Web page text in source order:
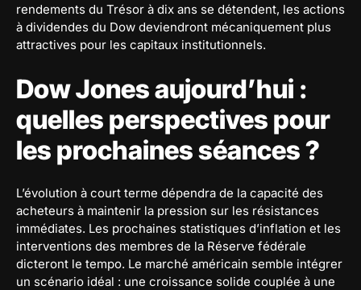
rendements du Trésor à dix ans se détendent, les actions
à dividendes du Dow deviendront mécaniquement plus
attractives pour les capitaux institutionnels.
Dow Jones aujourd’hui :
quelles perspectives pour
les prochaines séances ?
L’évolution à court terme dépendra de la capacité des
acheteurs à maintenir la pression sur les résistances
immédiates. Les prochaines statistiques d’inflation et les
interventions des membres de la Réserve fédérale
dicteront le tempo. Le marché américain semble intégrer
un scénario idéal : une croissance solide couplée à une